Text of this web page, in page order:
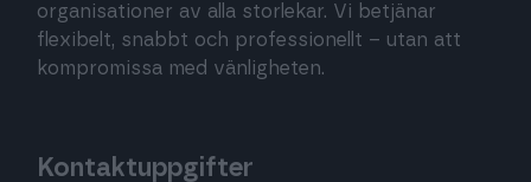
organisationer av alla storlekar. Vi betjänar
flexibelt, snabbt och professionellt – utan att
kompromissa med vänligheten.
Kontaktuppgifter